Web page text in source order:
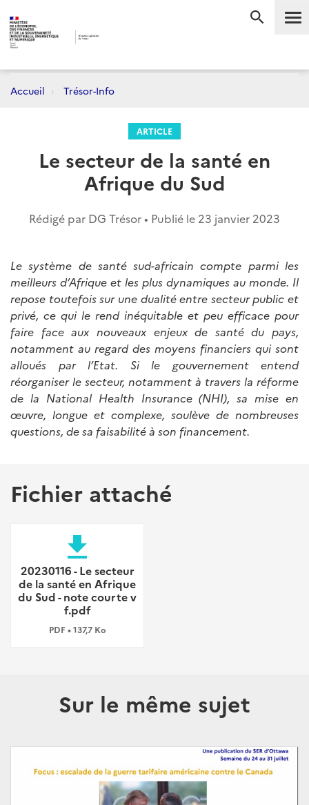
Accueil Trésor-Info
ARTICLE
Le secteur de la santé en
Afrique du Sud
Rédigé par DG Trésor • Publié le 23 janvier 2023
Le système de santé sud-africain compte parmi les
meilleurs d’Afrique et les plus dynamiques au monde. Il
repose toutefois sur une dualité entre secteur public et
privé, ce qui le rend inéquitable et peu efficace pour
faire face aux nouveaux enjeux de santé du pays,
notamment au regard des moyens financiers qui sont
alloués par l’Etat. Si le gouvernement entend
réorganiser le secteur, notamment à travers la réforme
de la National Health Insurance (NHI), sa mise en
œuvre, longue et complexe, soulève de nombreuses
questions, de sa faisabilité à son financement.
Fichier attaché
file_download
20230116 - Le secteur
de la santé en Afrique
du Sud - note courte v
f.pdf
PDF • 137,7 Ko
Sur le même sujet